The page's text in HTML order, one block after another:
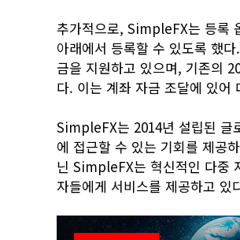
추가적으로, SimpleFX는 등록
아래에서 등록할 수 있도록 했
금을 지원하고 있으며, 기존의
다. 이는 계좌 자금 조달에 있어
SimpleFX는 2014년 설립된 글
에 접근할 수 있는 기회를 제공
닌 SimpleFX는 혁신적인 다중
자들에게 서비스를 제공하고 있